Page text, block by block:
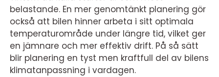
belastande. En mer genomtänkt planering gör
också att bilen hinner arbeta i sitt optimala
temperaturområde under längre tid, vilket ger
en jämnare och mer effektiv drift. På så sätt
blir planering en tyst men kraftfull del av bilens
klimatanpassning i vardagen.